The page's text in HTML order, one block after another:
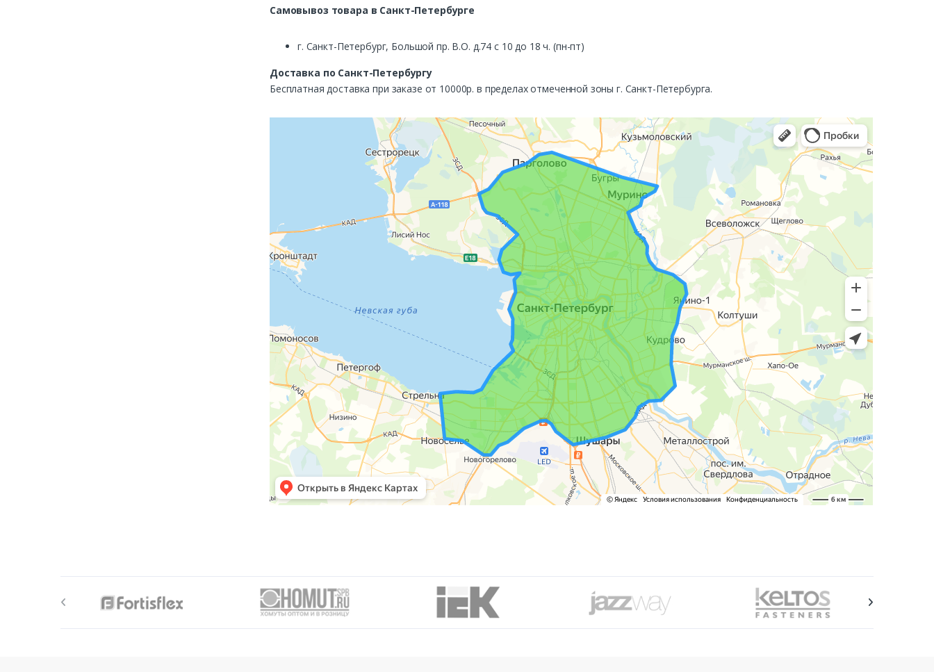
Самовывоз товара в Санкт-Петербурге
г. Санкт-Петербург, Большой пр. В.О. д.74 с 10 до 18 ч. (пн-пт)
Доставка по Санкт-Петербургу
Бесплатная доставка при заказе от 10000р. в пределах отмеченной зоны г. Санкт-Петербурга.